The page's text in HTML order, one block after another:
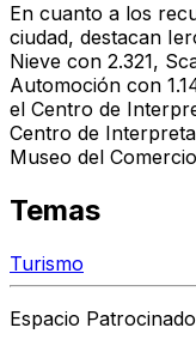
En cuanto a los
ciudad, destacan
Nieve con 2.321,
Automoción con
el Centro de
Centro de
Museo del
Temas
Turismo
Espacio Patrocinado